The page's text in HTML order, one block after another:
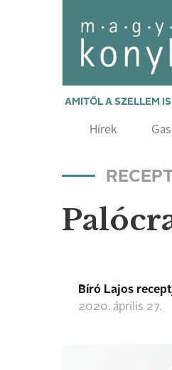
AMITŐL A SZELLEM
Hírek
Bíró Lajos
2020. április 27.